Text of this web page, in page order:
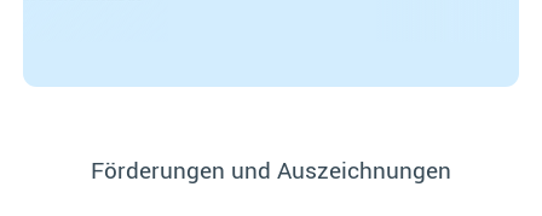
Förderungen und Auszeichnungen